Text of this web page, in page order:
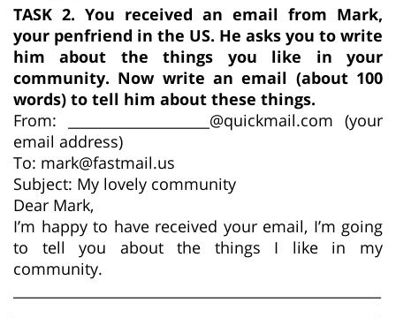
TASK 2. You received an email from Mark,
your penfriend in the US. He asks you to write
him about the things you like in your
community. Now write an email (about 100
words) to tell him about these things.
From: ____________________@quickmail.com (your
email address)
To: mark@fastmail.us
Subject: My lovely community
Dear Mark,
I’m happy to have received your email, I’m going
to tell you about the things I like in my
community.